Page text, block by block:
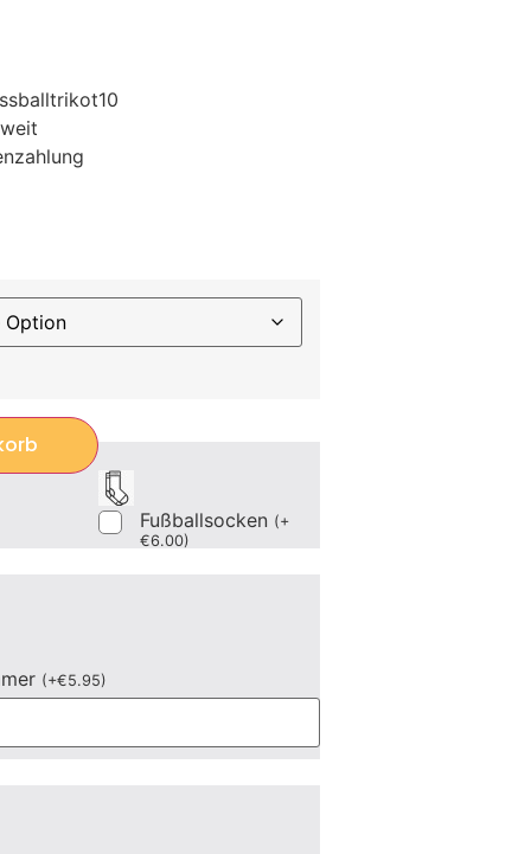
Fußballsocken (+
€6.00)
(+€5.95)